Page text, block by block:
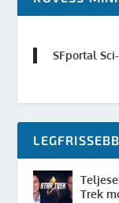
SFportal
Trek